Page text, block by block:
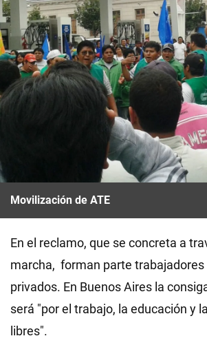
Movilización de ATE
En el reclamo, que se concreta a
marcha, forman parte
privados. En Buenos Aires la
será "por el trabajo, la educación y
libres".